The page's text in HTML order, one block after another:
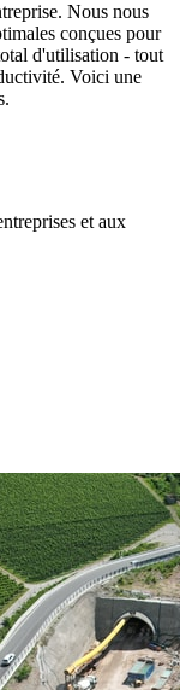
Nous nous
conçues pour
d'utilisation - tout
Voici une
et aux